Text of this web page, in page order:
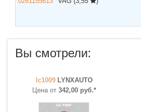
Вы смотрели:
lc1009 LYNXAUTO
Цена от 342,00 руб.*